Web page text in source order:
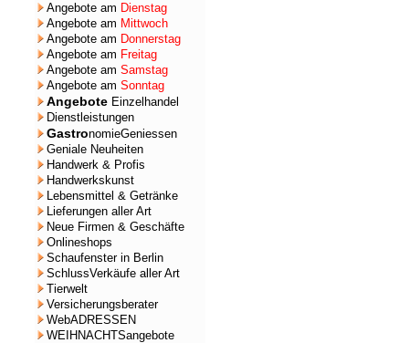
Angebote am Dienstag
Angebote am Mittwoch
Angebote am Donnerstag
Angebote am Freitag
Angebote am Samstag
Angebote am Sonntag
Angebote Einzelhandel
Dienstleistungen
GastronomieGeniessen
Geniale Neuheiten
Handwerk & Profis
Handwerkskunst
Lebensmittel & Getränke
Lieferungen aller Art
Neue Firmen & Geschäfte
Onlineshops
Schaufenster in Berlin
SchlussVerkäufe aller Art
Tierwelt
Versicherungsberater
WebADRESSEN
WEIHNACHTSangebote